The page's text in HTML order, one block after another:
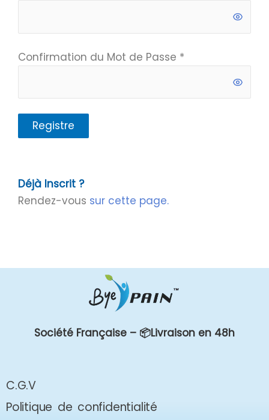
Confirmation du Mot de Passe *
Registre
Déjà Inscrit ?
Rendez-vous sur cette page.
Société Française – 📦Livraison en 48h
C.G.V
Politique de confidentialité